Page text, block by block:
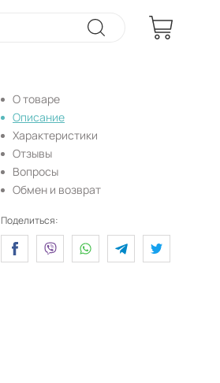
О товаре
Описание
Характеристики
Отзывы
Вопросы
Обмен и возврат
Поделиться: